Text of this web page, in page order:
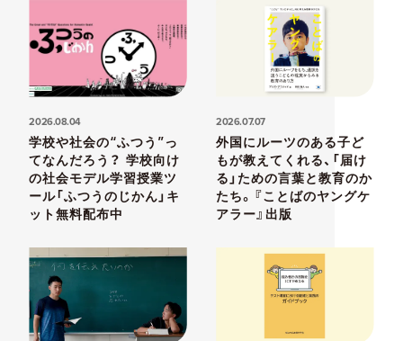
2026.08.04
学校や社会の“ふつう”っ
てなんだろう？ 学校向け
の社会モデル学習授業ツ
ール「ふつうのじかん」キ
ット無料配布中
2026.07.07
外国にルーツのある子ど
もが教えてくれる、「届け
る」ための言葉と教育のか
たち。『ことばのヤングケ
アラー』出版